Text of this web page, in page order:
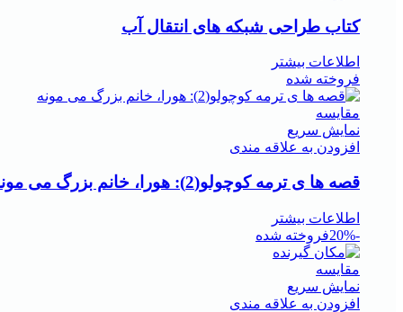
کتاب طراحی شبکه های انتقال آب
اطلاعات بیشتر
فروخته شده
مقايسه
نمایش سریع
افزودن به علاقه مندی
قصه ها ی ترمه کوچولو(2): هورا، خانم بزرگ می مونه
اطلاعات بیشتر
-20%
فروخته شده
مقايسه
نمایش سریع
افزودن به علاقه مندی